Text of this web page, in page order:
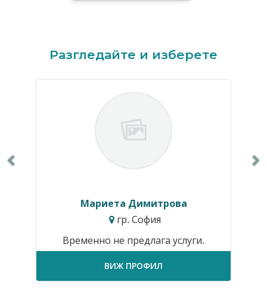
Разгледайте и изберете
Мариета Димитрова
гр. София
Временно не предлага услуги.
ВИЖ ПРОФИЛ